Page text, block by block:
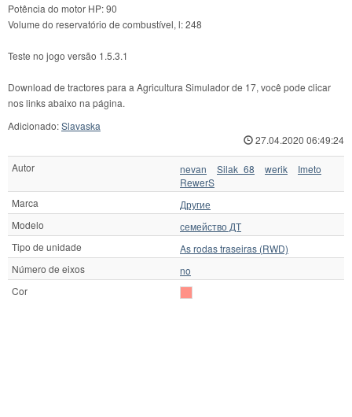
Potência do motor HP: 90
Volume do reservatório de combustível, l: 248
Teste no jogo versão 1.5.3.1
Download de tractores para a Agricultura Simulador de 17, você pode clicar
nos links abaixo na página.
Adicionado:Slavaska
27.04.2020 06:49:24
Autor nevan Silak_68 werik
Imeto
RewerS
Marca
Другие
Modelo
семейство ДТ
Tipo de unidade
As rodas traseiras (RWD)
Número de eixos
no
Cor